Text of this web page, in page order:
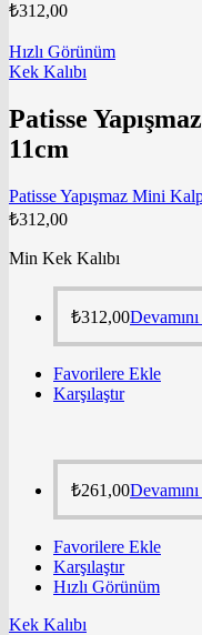
₺312,00
Hızlı Görünüm
Kek Kalıbı
Patisse
11cm
Patisse Yapışmaz Mini
₺312,00
Min Kek Kalıbı
₺312,00
Favorilere Ekle
Karşılaştır
₺261,00
Favorilere Ekle
Karşılaştır
Hızlı Görünüm
Kek Kalıbı